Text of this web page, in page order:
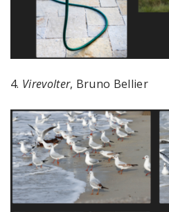
4. Virevolter, Bruno Bellier